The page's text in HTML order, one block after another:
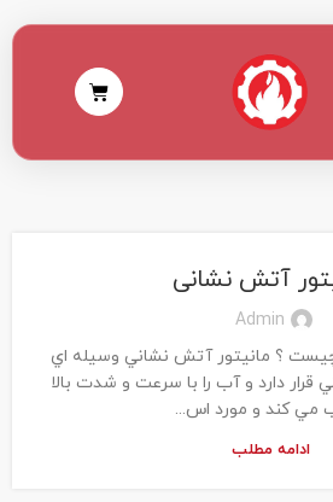
آتش نشانی
Admin
؟ مانيتور آتش نشاني وسيله اي
دارد و آب را با سرعت و شدت بالا
مي کند و مورد اس...
ادامه مطلب